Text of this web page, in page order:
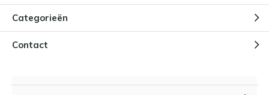
Categorieën
Contact